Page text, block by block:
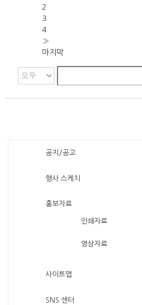
2
3
4
»
마지막
공지/공고
행사 스케치
홍보자료
인쇄자료
영상자료
사이트맵
SNS 센터